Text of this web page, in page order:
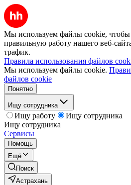
Мы используем файлы cookie, чтобы
правильную работу нашего веб-
трафик.
Правила использования файлов
Мы используем файлы cookie.
файлов cookie
Понятно
Ищу сотрудника
Ищу работу
Ищу сотрудника
Ищу сотрудника
Сервисы
Помощь
Ещё
Поиск
Астрахань